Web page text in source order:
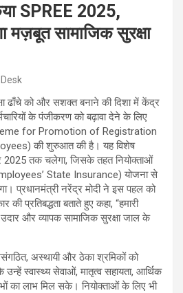
SPREE 2025,
मज़बूत सामाजिक सुरक्षा
ढाँचे को और सशक्त बनाने की दिशा में केंद्र
के पंजीकरण को बढ़ावा देने के लिए
for Promotion of Registration
की शुरुआत की है। यह विशेष
2025 तक चलेगा, जिसके तहत नियोक्ताओं
State Insurance) योजना से
प्रधानमंत्री नरेंद्र मोदी ने इस पहल को
प्रतिबद्धता बताते हुए कहा, “हमारी
और व्यापक सामाजिक सुरक्षा जाल के
अस्थायी और ठेका श्रमिकों को
स्वास्थ्य सेवाओं, मातृत्व सहायता, आर्थिक
का लाभ मिल सके। नियोक्ताओं के लिए भी